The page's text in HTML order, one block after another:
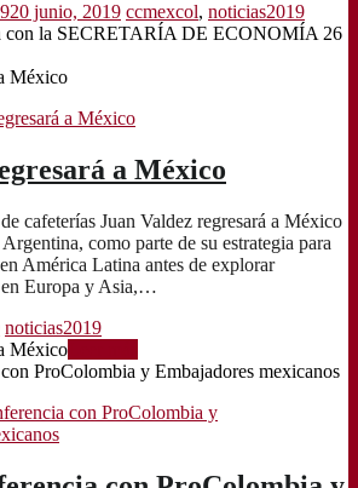
20 junio, 2019 ccmexcol, noticias2019
con la SECRETARÍA DE ECONOMÍA 26
México
a México
cafeterías Juan Valdez regresará a México
como parte de su estrategia para
América Latina antes de explorar
en Europa y Asia,…
noticias2019
México
ProColombia y Embajadores mexicanos